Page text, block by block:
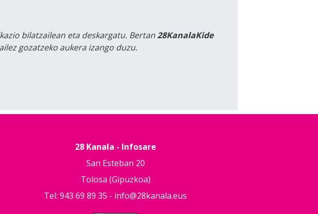
bilatzailean eta deskargatu. Bertan28KanalaKide
gozatzeko aukera izango duzu.
28 Kanala - Infosare
San Esteban 20
Tolosa (Gipuzkoa)
Tel: 943 69 89 35 - info@28kanala.eus